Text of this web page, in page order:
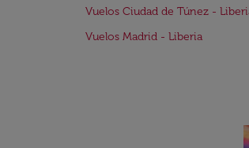
Vuelos Ciudad de Túnez -
Vuelos Madrid - Liberia